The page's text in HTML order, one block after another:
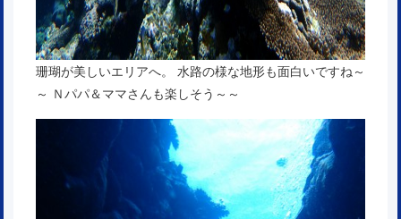
珊瑚が美しいエリアへ。 水路の様な地形も面白いですね～
～ Ｎパパ＆ママさんも楽しそう～～